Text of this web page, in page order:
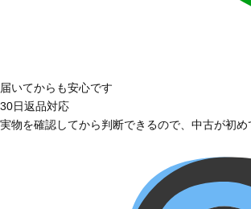
届いてからも安心です
30日返品対応
実物を確認してから判断できるので、中古が初